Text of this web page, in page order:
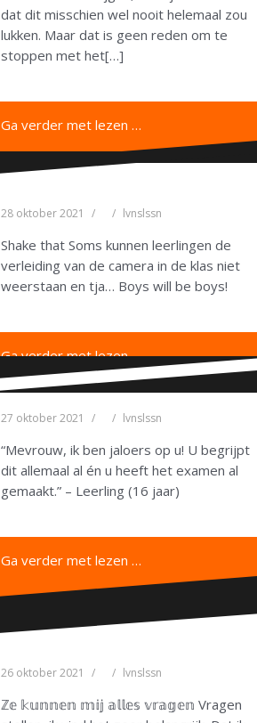
dat dit misschien wel nooit helemaal zou
lukken. Maar dat is geen reden om te
stoppen met het[…]
Ga verder met lezen …
28 oktober 2021 lvnslssn
Shake that Soms kunnen leerlingen de
verleiding van de camera in de klas niet
weerstaan en tja… Boys will be boys!
Ga verder met lezen …
27 oktober 2021 lvnslssn
“Mevrouw, ik ben jaloers op u! U begrijpt
dit allemaal al én u heeft het examen al
gemaakt.” – Leerling (16 jaar)
Ga verder met lezen …
26 oktober 2021 lvnslssn
ℤ𝕖 𝕜𝕦𝕟𝕟𝕖𝕟 𝕞𝕚𝕛 𝕒𝕝𝕝𝕖𝕤 𝕧𝕣𝕒𝕘𝕖𝕟 Vragen